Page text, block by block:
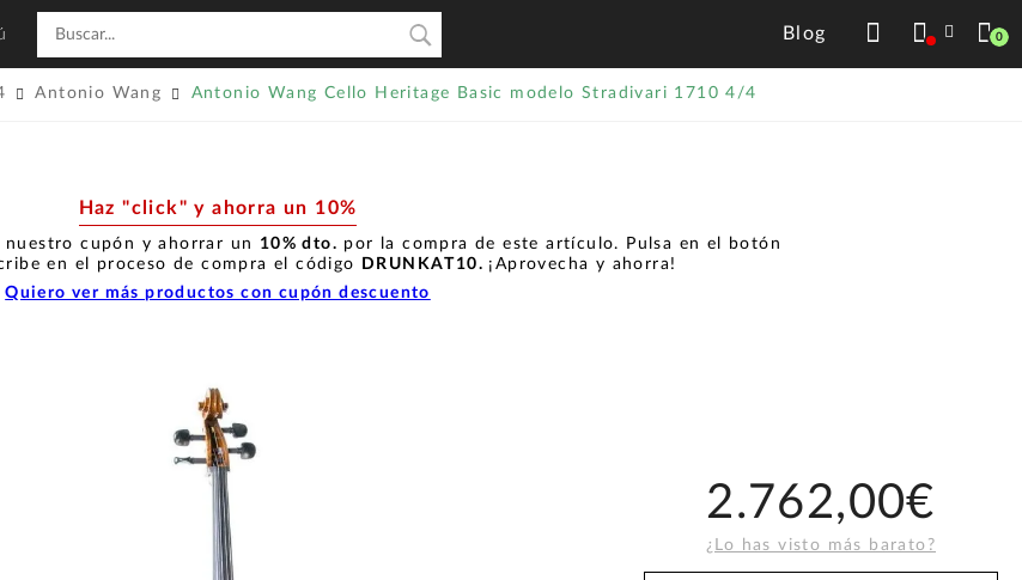
Blog 0
Antonio Wang Antonio Wang Cello Heritage Basic modelo Stradivari 1710 4/4
Haz "click" y ahorra un 10%
cupón y ahorrar un 10% dto. por la compra de este artículo. Pulsa en el botón
en el proceso de compra el código
DRUNKAT10. ¡Aprovecha y ahorra!
Quiero ver más productos con cupón descuento
2.762,00€
¿Lo has visto más barato?